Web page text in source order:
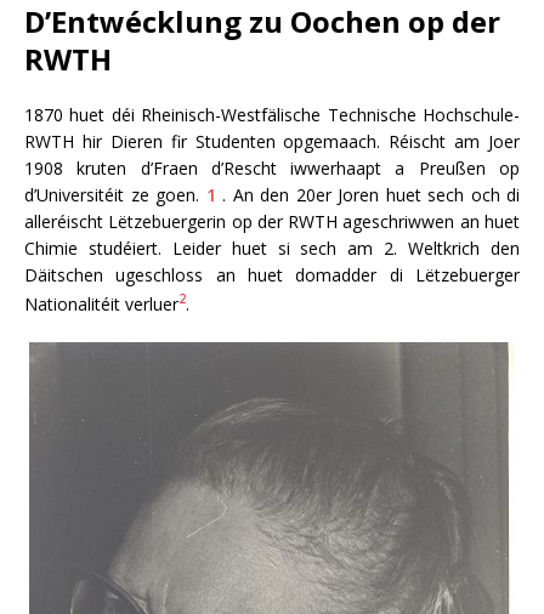
D’Entwécklung zu Oochen op der
RWTH
1870 huet déi Rheinisch-Westfälische Technische Hochschule-
RWTH hir Dieren fir Studenten opgemaach. Réischt am Joer
1908 kruten d’Fraen d’Rescht iwwerhaapt a Preußen op
d’Universitéit ze goen. 1 . An den 20er Joren huet sech och di
alleréischt Lëtzebuergerin op der RWTH ageschriwwen an huet
Chimie studéiert. Leider huet si sech am 2. Weltkrich den
Däitschen ugeschloss an huet domadder di Lëtzebuerger
Nationalitéit verluer2.